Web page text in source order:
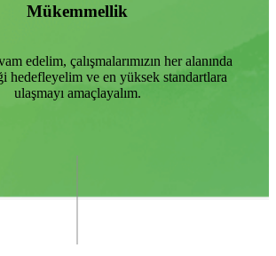
Mükemmellik
edelim, çalışmalarımızın her alanında
hedefleyelim ve en yüksek standartlara
ulaşmayı amaçlayalım.